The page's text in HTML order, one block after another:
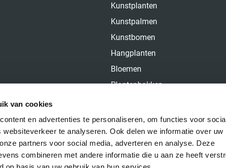
van cookies
en advertenties te personaliseren, om functies voor
websiteverkeer te analyseren. Ook delen we informatie over uw
partners voor social media, adverteren en analyse. Deze
combineren met andere informatie die u aan ze heeft
Kunstplanten
Kunstpalmen
Kunstbomen
Hangplanten
Bloemen
Plantenbakken
Contact